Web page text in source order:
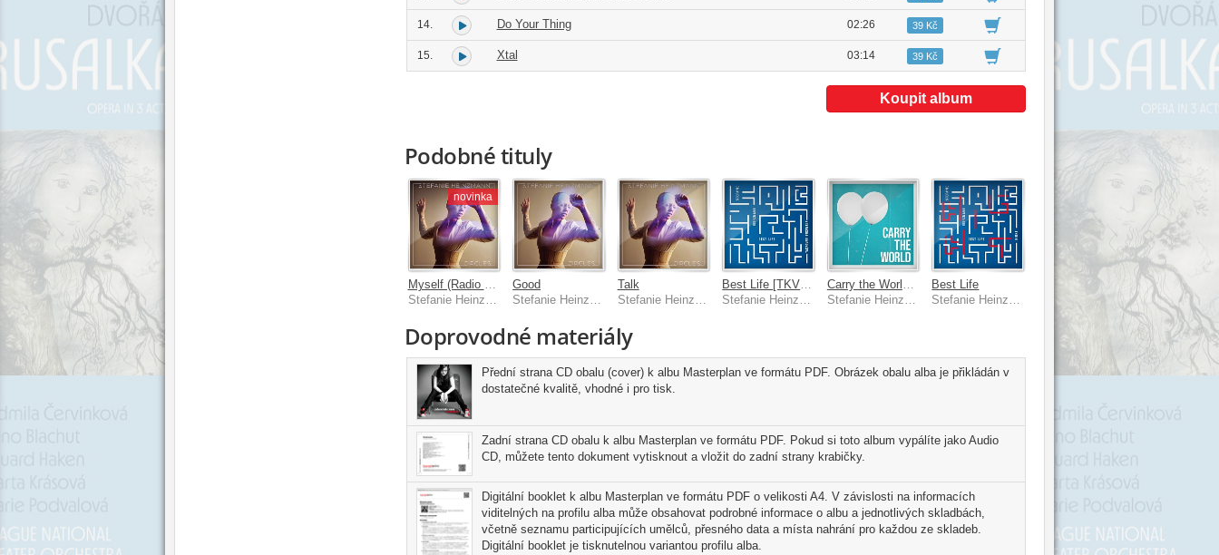
14. Do Your Thing 02:26 39 Kč
15. Xtal 03:14 39 Kč
Koupit album
Podobné tituly
novinka
Good
Talk
Best Life
Doprovodné materiály
Přední strana CD obalu (cover) k albu Masterplan ve formátu PDF. Obrázek obalu alba je přikládán v
dostatečné kvalitě, vhodné i pro tisk.
Zadní strana CD obalu k albu Masterplan ve formátu PDF. Pokud si toto album vypálíte jako Audio
CD, můžete tento dokument vytisknout a vložit do zadní strany krabičky.
Digitální booklet k albu Masterplan ve formátu PDF o velikosti A4. V závislosti na informacích
viditelných na profilu alba může obsahovat podrobné informace o albu a jednotlivých skladbách,
včetně seznamu participujících umělců, přesného data a místa nahrání pro každou ze skladeb.
Digitální booklet je tisknutelnou variantou profilu alba.